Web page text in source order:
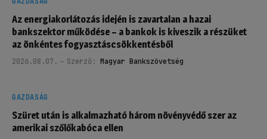
Az energiakorlátozás idején is zavartalan a hazai
bankszektor működése – a bankok is kiveszik a részüket
az önkéntes fogyasztáscsökkentésből
2026.08.07. Szerző: Magyar Bankszövetség
GAZDASÁG
Szüret után is alkalmazható három növényvédő szer az
amerikai szőlőkabóca ellen